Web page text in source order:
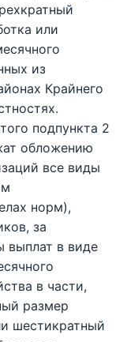
или
из
Крайнего
подпункта 2
обложению
все виды
норм),
за
выплат в виде
в части,
размер
шестикратный